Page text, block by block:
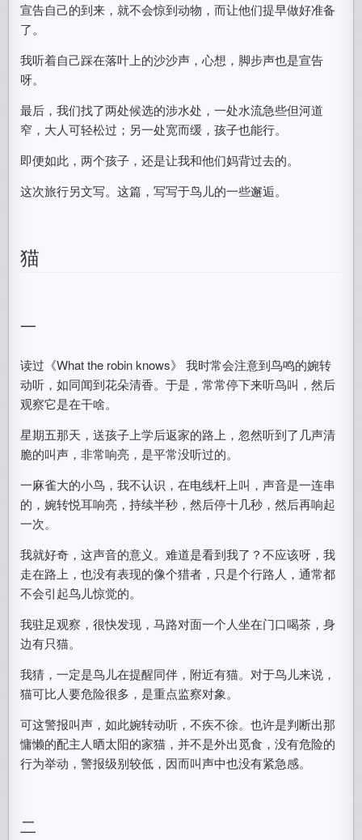
宣告自己的到来，就不会惊到动物，而让他们提早做好准备
了。
我听着自己踩在落叶上的沙沙声，心想，脚步声也是宣告
呀。
最后，我们找了两处候选的涉水处，一处水流急些但河道
窄，大人可轻松过；另一处宽而缓，孩子也能行。
即便如此，两个孩子，还是让我和他们妈背过去的。
这次旅行另文写。这篇，写写于鸟儿的一些邂逅。
猫
一
读过《What the robin knows》 我时常会注意到鸟鸣的婉转
动听，如同闻到花朵清香。于是，常常停下来听鸟叫，然后
观察它是在干啥。
星期五那天，送孩子上学后返家的路上，忽然听到了几声清
脆的叫声，非常响亮，是平常没听过的。
一麻雀大的小鸟，我不认识，在电线杆上叫，声音是一连串
的，婉转悦耳响亮，持续半秒，然后停十几秒，然后再响起
一次。
我就好奇，这声音的意义。难道是看到我了？不应该呀，我
走在路上，也没有表现的像个猎者，只是个行路人，通常都
不会引起鸟儿惊觉的。
我驻足观察，很快发现，马路对面一个人坐在门口喝茶，身
边有只猫。
我猜，一定是鸟儿在提醒同伴，附近有猫。对于鸟儿来说，
猫可比人要危险很多，是重点监察对象。
可这警报叫声，如此婉转动听，不疾不徐。也许是判断出那
慵懒的配主人晒太阳的家猫，并不是外出觅食，没有危险的
行为举动，警报级别较低，因而叫声中也没有紧急感。
二